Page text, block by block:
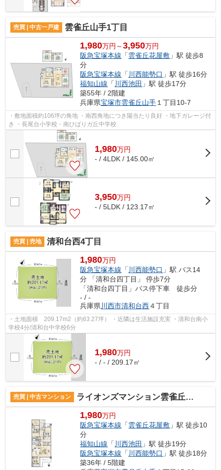
売買 | 中古一戸建 雲雀丘山手1丁目
1,980万円～3,950万円
阪急宝塚本線 「雲雀丘花屋敷 」駅 徒歩8
分
阪急宝塚本線 「 川西能勢口 」駅 徒歩16分
福知山線 「 川西池田 」駅 徒歩17分
築55年 / 2階建
兵庫県宝塚市雲雀丘山手 １丁目10-7
・敷地面積約106坪の角地 ・南西角地につき陽当たり良好 ・地下ガレージ付
き ・長尾台小学校・南ひばりガ丘中学校
1,980万円
- / 4LDK / 145.00㎡
3,950万円
- / 5LDK / 123.17㎡
売買 | 売地 清和台西4丁目
1,980万円
阪急宝塚本線 「 川西能勢口 」駅 バス14
分 「清和台四丁目」 停歩7分
「清和台四丁目」バス停下車 徒歩分
- / -
兵庫県 川西市清和台西４丁目
・土地面積 209.17m2（約63.27坪） ・近隣は生活施設充実 ・清和台南小
学校4分/清和台中学校6分
1,980万円
- / - / 209.17㎡
売買 | 中古マンション ライオンズマンション雲雀丘花屋敷第二
1,980万円
阪急宝塚本線 「雲雀丘花屋敷 」駅 徒歩10
分
福知山線 「 川西池田 」駅 徒歩19分
阪急宝塚本線 「 川西能勢口 」駅 徒歩18分
築36年 / 5階建